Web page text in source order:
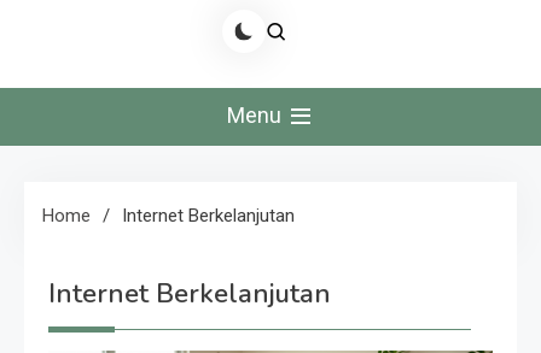
Space Dmi
Menu
Home Internet Berkelanjutan
Internet Berkelanjutan